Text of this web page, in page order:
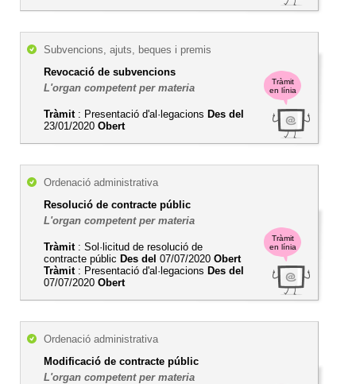
Tràmit
en línia
Subvencions, ajuts, beques i premis
Revocació de subvencions
L'organ competent per materia
Tràmit: Presentació d'al·legacions Des del
23/01/2020 Obert
Tràmit
en línia
Ordenació administrativa
Resolució de contracte públic
L'organ competent per materia
Tràmit: Sol·licitud de resolució de
contracte públic Des del 07/07/2020 Obert
Tràmit: Presentació d'al·legacions Des del
07/07/2020 Obert
Ordenació administrativa
Modificació de contracte públic
L'organ competent per materia